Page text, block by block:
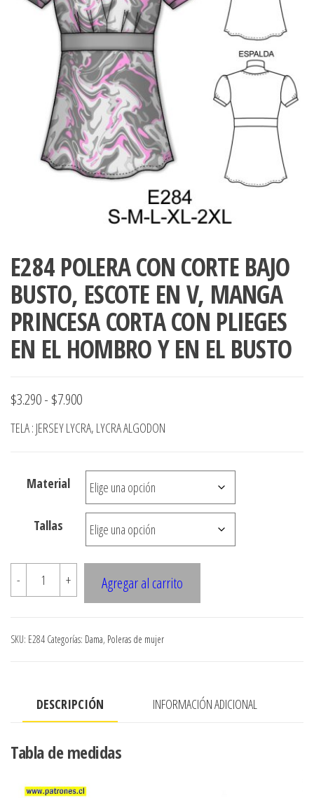
accumark ,
pdf , Moldes
Gerber ,
Graduaciones,
Ploteo y
Digitalización
Moldes en
pdf, Moldes
Accumark
Santiago-
E284 POLERA CON CORTE BAJO
BUSTO, ESCOTE EN V, MANGA
PRINCESA CORTA CON PLIEGES
EN EL HOMBRO Y EN EL BUSTO
$3.290- $7.900Rango
de
desde
$3.290
hasta
$7.900
TELA : JERSEY LYCRA, LYCRA ALGODON
Material
Tallas
-
E284
EN
MANGA
CORTA
+ Agregar al carrito
SKU: E284 Categorías: Dama, Poleras de mujer
DESCRIPCIÓN INFORMACIÓN ADICIONAL
Tabla de medidas